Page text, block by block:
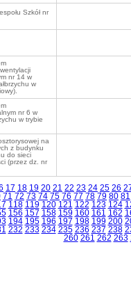
Szkół nr
nr 14 w
w
nr 6 w
w trybie
na
z budynku
do sieci
(przez dz. nr
17 18 19 20 21 22 23 24 25 26
71 72 73 74 75 76 77 78 79 80 81
118 119 120 121 122 123 124
156 157 158 159 160 161 162
194 195 196 197 198 199 200
232 233 234 235 236 237 238
260 261 262 263